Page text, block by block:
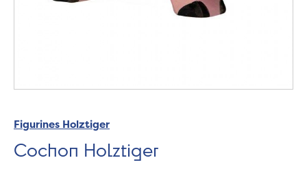
Figurines Holztiger
Cochon Holztiger